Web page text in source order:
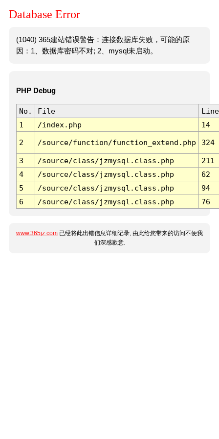
Database Error
(1040) 365建站错误警告：连接数据库失败，可能的原
因：1、数据库密码不对; 2、mysql未启动。
PHP Debug
No. File
Line
1
/index.php 14
2 /source/function/function_extend.php 324
3 /source/class/jzmysql.class.php
211
4
/source/class/jzmysql.class.php
62
5
/source/class/jzmysql.class.php
94
6
/source/class/jzmysql.class.php 76
www.365jz.com 已经将此出错信息详细记录, 由此给您带来的访问不便我
们深感歉意.